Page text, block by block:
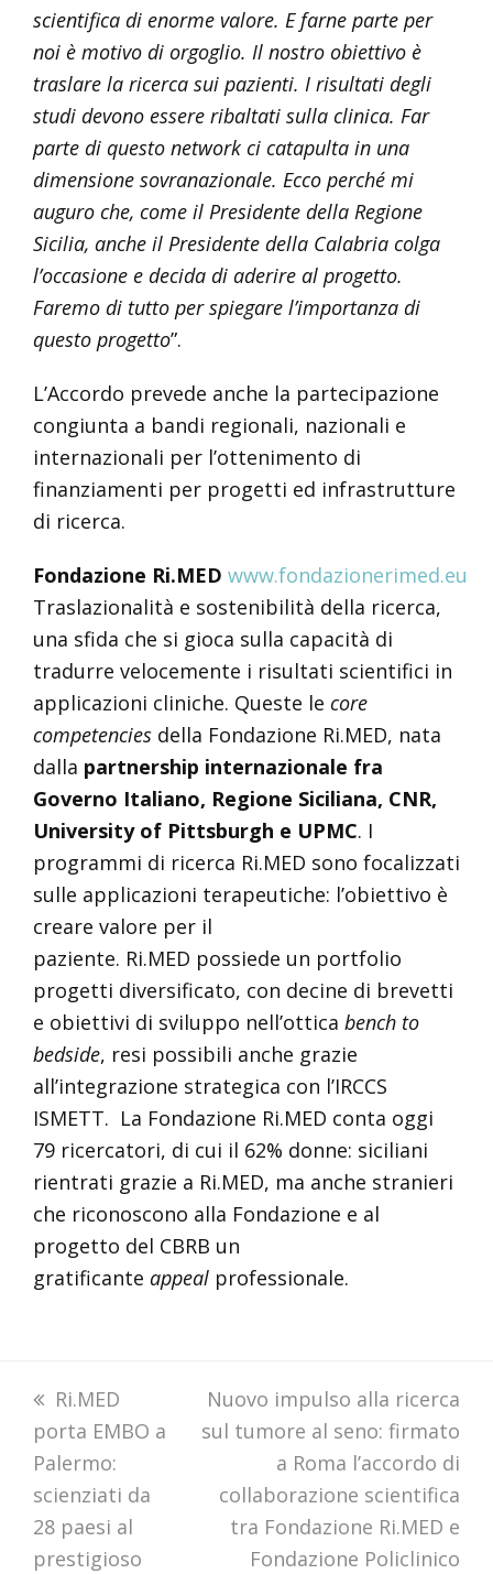
scientifica di enorme valore. E farne parte per
noi è motivo di orgoglio. Il nostro obiettivo è
traslare la ricerca sui pazienti. I risultati degli
studi devono essere ribaltati sulla clinica. Far
parte di questo network ci catapulta in una
dimensione sovranazionale. Ecco perché mi
auguro che, come il Presidente della Regione
Sicilia, anche il Presidente della Calabria colga
l’occasione e decida di aderire al progetto.
Faremo di tutto per spiegare l’importanza di
questo progetto”.
L’Accordo prevede anche la partecipazione
congiunta a bandi regionali, nazionali e
internazionali per l’ottenimento di
finanziamenti per progetti ed infrastrutture
di ricerca.
Fondazione Ri.MED www.fondazionerimed.eu
Traslazionalità e sostenibilità della ricerca,
una sfida che si gioca sulla capacità di
tradurre velocemente i risultati scientifici in
applicazioni cliniche. Queste le core
competenciesdella Fondazione Ri.MED, nata
dalla partnership internazionale fra
Governo Italiano, Regione Siciliana, CNR,
University of Pittsburgh e UPMC. I
programmi di ricerca Ri.MED sono focalizzati
sulle applicazioni terapeutiche: l’obiettivo è
creare valore per il
paziente. Ri.MED possiede un portfolio
progetti diversificato, con decine di brevetti
e obiettivi di sviluppo nell’ottica bench to
bedside, resi possibili anche grazie
all’integrazione strategica con l’IRCCS
ISMETT. La Fondazione Ri.MED conta oggi
79 ricercatori, di cui il 62% donne: siciliani
rientrati grazie a Ri.MED, ma anche stranieri
che riconoscono alla Fondazione e al
progetto del CBRB un
gratificante appealprofessionale.
previous
post:
Ri.MED
porta EMBO a
Palermo:
scienziati da
28 paesi al
prestigioso
next
post:
Nuovo impulso alla ricerca
sul tumore al seno: firmato
a Roma l’accordo di
collaborazione scientifica
tra Fondazione Ri.MED e
Fondazione Policlinico